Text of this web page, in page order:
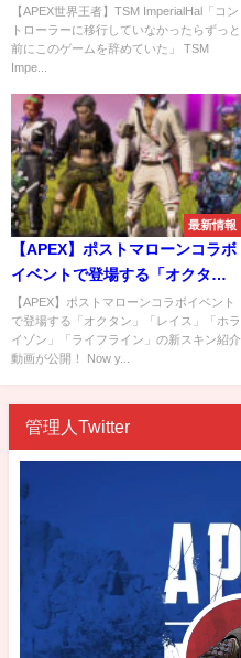
移行していなかったらずっと前
にこのゲームを辞めていた」
【APEX世界王者】TSM ImperialHal「コン
トローラーに移行していなかったらずっと
前にこのゲームを辞めていた」 TSM
Impe...
最新情報
【APEX】ポストマローンコラボ
イベントで登場する「オクタ
ン」「レイス」「ホライゾン」
「ライフライン」の新スキン紹
介動画が公開！
【APEX】ポストマローンコラボイベント
で登場する「オクタン」「レイス」「ホラ
イゾン」「ライフライン」の新スキン紹介
動画が公開！ Now y...
管理人Twitter